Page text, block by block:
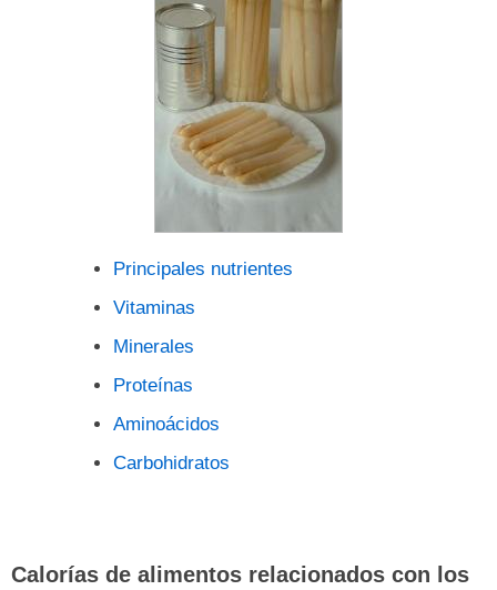
Principales nutrientes
Vitaminas
Minerales
Proteínas
Aminoácidos
Carbohidratos
Calorías de alimentos relacionados con los